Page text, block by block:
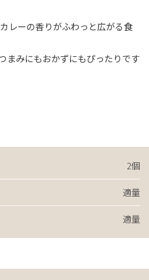
レーの香りがふわっと広がる食
まみにもおかずにもぴったりです
2個
適量
適量